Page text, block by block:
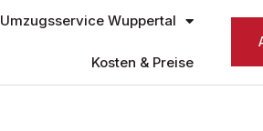
Umzugsservice Wuppertal
Kosten & Preise